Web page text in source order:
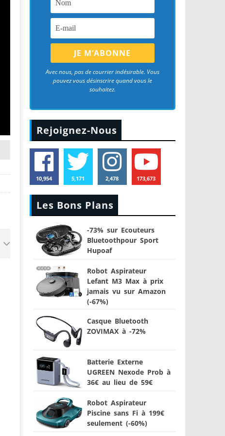
Avec nous, pas de courrier indésirable. Vous
pouvez vous désinscrire quand vous le
souhaitez.
Rejoignez-Nous
10,954 5,171 2,478 173,673
Les Bons Plans
-73% sur Ecouteurs
Bluetoothpour Sport
Hupoaf
Robot Aspirateur
Lefant M3 Max à prix
jamais vu sur Amazon
(-67%)
Casque Bluetooth
ZOVIMAX à -72%
Batterie Externe
UGREEN Nexode Prob à
36€ au lieu de 59€
Robot Aspirateur
Piscine sans Fi à 199€
seulement (-60%)